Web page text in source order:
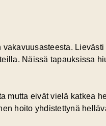
Näissä tapauksissa
mutta eivät vielä katkea
hoito yhdistettynä